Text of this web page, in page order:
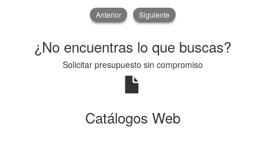
Anterior Siguiente
¿No encuentras lo que buscas?
Solicitar presupuesto sin compromiso
Catálogos Web